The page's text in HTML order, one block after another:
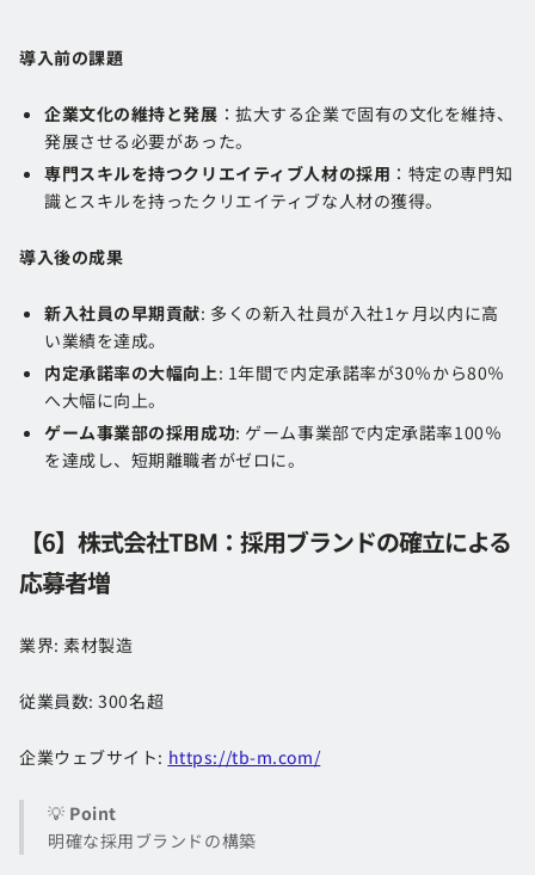
導入前の課題
企業文化の維持と発展 ：拡大する企業で固有の文化を維持、
発展させる必要があった。
専門スキルを持つクリエイティブ人材の採用 ：特定の専門知
識とスキルを持ったクリエイティブな人材の獲得。
導入後の成果
新入社員の早期貢献: 多くの新入社員が入社1ヶ月以内に高
い業績を達成。
内定承諾率の大幅向上: 1年間で内定承諾率が30％から80％
へ大幅に向上。
ゲーム事業部の採用成功: ゲーム事業部で内定承諾率100％
を達成し、短期離職者がゼロに。
【6】株式会社TBM：採用ブランドの確立による
応募者増
業界: 素材製造
従業員数: 300名超
企業ウェブサイト: https://tb-m.com/
💡 Point
明確な採用ブランドの構築